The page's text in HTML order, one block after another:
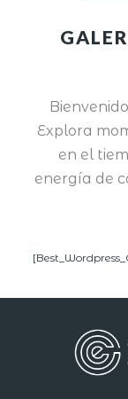
Explora
en el
energía de